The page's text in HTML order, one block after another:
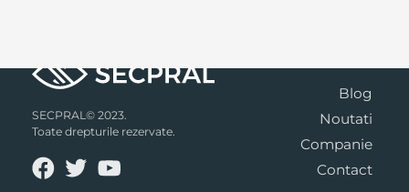
SECPRAL© 2023.
Toate drepturile rezervate.
Blog
Noutati
Companie
Contact